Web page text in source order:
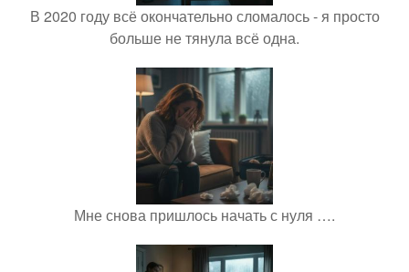
В 2020 году всё окончательно сломалось - я просто
больше не тянула всё одна.
Мне снова пришлось начать с нуля ….